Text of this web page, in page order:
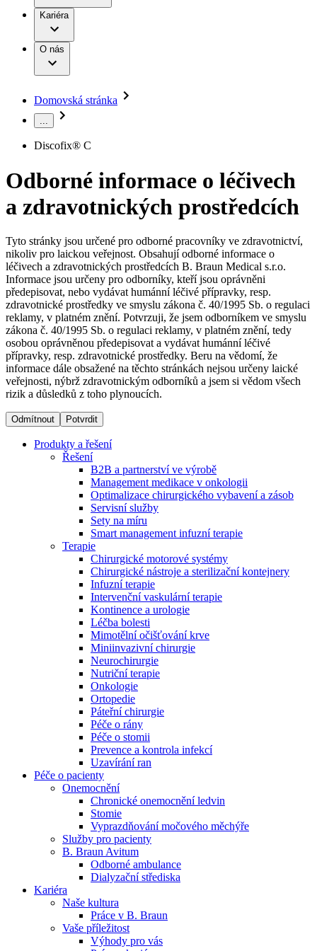
Léčba bolesti
Mimotělní očišťování krve
Páteřní chirurgie
Péče o rány
Péče o stomii
Prevence a kontrola infekcí
Řešení
Terapie
Produktový katalog​
Objevte naše produkty. Navštivte produktový katalog B.
Braun s našim kompletním produktovým portfoliem.
Onemocnění
B. Braun Avitum
Dialyzační střediska​
B. Braun Avitum poskytuje kvalitní dialyzační péči ve všech
svých střediscích v České republice. Více informací se
dozvíte na stránkách jednotlivých středisek.
Odborné ambulance
Naše specializované ambulance jsou tu pro vás. Zvolte
specializaci a město, které potřebujete, a objednejte se do naší
ambulance.
Práce a kariéra
Naše kultura
Vaše příležitost​
Nabídky pracovních míst
Objevte své kariérní příležitosti ​v B. Braun. Vyhledejte náš trh
práce​ pro zajímavé pozice.​
Odpovědnost
Média
Kontaktní formulář
Registrace k odběru newsletteru
Společnost
Odpovědnost
Média
Kontakt
Zůstaňte v dialogu s B. Braun. ​Kontaktujte nás.​
Kariéra
O nás
Domovská stránka
...
Discofix® C
Odborné informace o léčivech
a zdravotnických prostředcích
Tyto stránky jsou určené pro odborné pracovníky ve zdravotnictví,
nikoliv pro laickou veřejnost. Obsahují odborné informace o
léčivech a zdravotnických prostředcích B. Braun Medical s.r.o.
Informace jsou určeny pro odborníky, kteří jsou oprávněni
předepisovat, nebo vydávat humánní léčivé přípravky, resp.
zdravotnické prostředky ve smyslu zákona č. 40/1995 Sb. o regulaci
reklamy, v platném znění. Potvrzuji, že jsem odborníkem ve smyslu
zákona č. 40/1995 Sb. o regulaci reklamy, v platném znění, tedy
osobou oprávněnou předepisovat a vydávat humánní léčivé
přípravky, resp. zdravotnické prostředky. Beru na vědomí, že
informace dále obsažené na těchto stránkách nejsou určeny laické
veřejnosti, nýbrž zdravotnickým odborníků a jsem si vědom všech
rizik a důsledků z toho plynoucích.
Odmítnout Potvrdit
Produkty a řešení
Řešení
B2B a partnerství ve výrobě
Management medikace v onkologii
Optimalizace chirurgického vybavení a zásob
Servisní služby
Sety na míru
Smart management infuzní terapie​
Terapie
Chirurgické motorové systémy
Chirurgické nástroje a sterilizační kontejnery
Infuzní terapie
Intervenční vaskulární terapie
Kontinence a urologie
Léčba bolesti
Mimotělní očišťování krve
Miniinvazivní chirurgie
Neurochirurgie
Nutriční terapie
Onkologie
Ortopedie
Páteřní chirurgie
Péče o rány
Péče o stomii
Prevence a kontrola infekcí
Uzavírání ran
Péče o pacienty
Onemocnění
Chronické onemocnění ledvin
Stomie
Vyprazdňování močového měchýře
Služby pro pacienty
B. Braun Avitum
Odborné ambulance
Dialyzační střediska
Kariéra
Naše kultura
Práce v B. Braun
Vaše příležitost​
Výhody pro vás